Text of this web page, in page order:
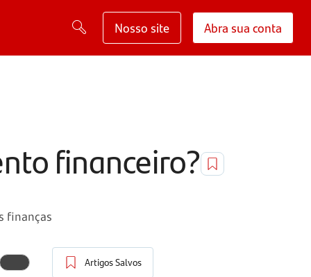
Nosso site Abra sua conta
financeiro?
finanças
Artigos Salvos